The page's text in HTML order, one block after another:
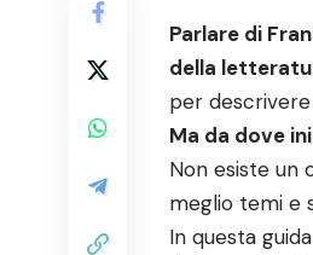
Parlare di
della
per descrivere
Ma da dove
Non esiste un
meglio temi e
In questa